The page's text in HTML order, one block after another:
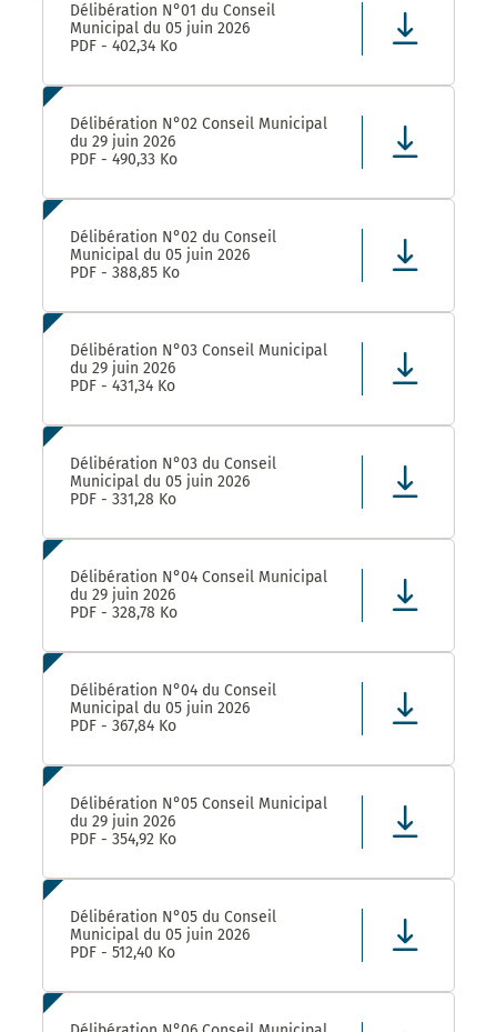
Délibération N°01 du Conseil
Municipal du 05 juin 2026
PDF - 402,34 Ko
Délibération N°02 Conseil Municipal
du 29 juin 2026
PDF - 490,33 Ko
Délibération N°02 du Conseil
Municipal du 05 juin 2026
PDF - 388,85 Ko
Délibération N°03 Conseil Municipal
du 29 juin 2026
PDF - 431,34 Ko
Délibération N°03 du Conseil
Municipal du 05 juin 2026
PDF - 331,28 Ko
Délibération N°04 Conseil Municipal
du 29 juin 2026
PDF - 328,78 Ko
Délibération N°04 du Conseil
Municipal du 05 juin 2026
PDF - 367,84 Ko
Délibération N°05 Conseil Municipal
du 29 juin 2026
PDF - 354,92 Ko
Délibération N°05 du Conseil
Municipal du 05 juin 2026
PDF - 512,40 Ko